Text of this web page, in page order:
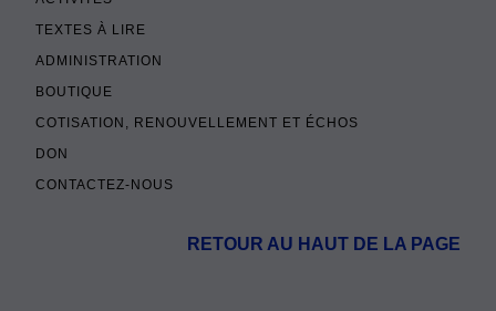
TEXTES À LIRE
ADMINISTRATION
BOUTIQUE
COTISATION, RENOUVELLEMENT ET ÉCHOS
DON
CONTACTEZ-NOUS
RETOUR AU HAUT DE LA PAGE